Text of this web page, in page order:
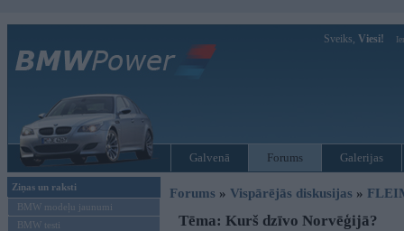
Sveiks, Viesi!
Galvenā Forums Galerijas
Ziņas un raksti
BMW modeļu jaunumi
BMW testi
Forums » Vispārējās diskusijas »
Tēma: Kurš dzīvo Norvēģijā?